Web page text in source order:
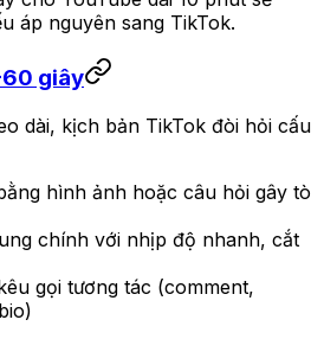
áp nguyên sang TikTok.
60 giây
dài, kịch bản TikTok đòi hỏi cấu
hình ảnh hoặc câu hỏi gây tò
chính với nhịp độ nhanh, cắt
gọi tương tác (comment,